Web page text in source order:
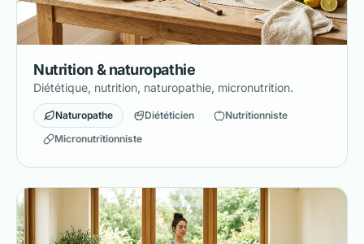
Nutrition & naturopathie
Diététique, nutrition, naturopathie, micronutrition.
Naturopathe Diététicien
Nutritionniste
Micronutritionniste